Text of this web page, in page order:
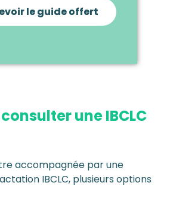
le guide offert
une IBCLC
accompagnée par une
IBCLC, plusieurs options